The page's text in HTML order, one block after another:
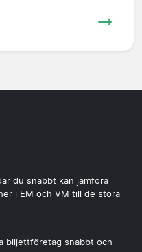
du snabbt kan jämföra
i EM och VM till de stora
biljettföretag snabbt och